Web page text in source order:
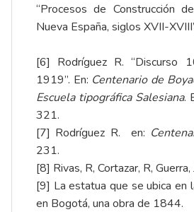
“Procesos de Construcción
Nueva España, siglos XVII-
[6] Rodríguez R. “Discurso
1919”. En: Centenario de
Escuela tipográfica Salesiana.
321.
[7] Rodríguez R. en:
231.
[8] Rivas, R, Cortazar, R,
[9] La estatua que se ubica en
en Bogotá, una obra de 1844.